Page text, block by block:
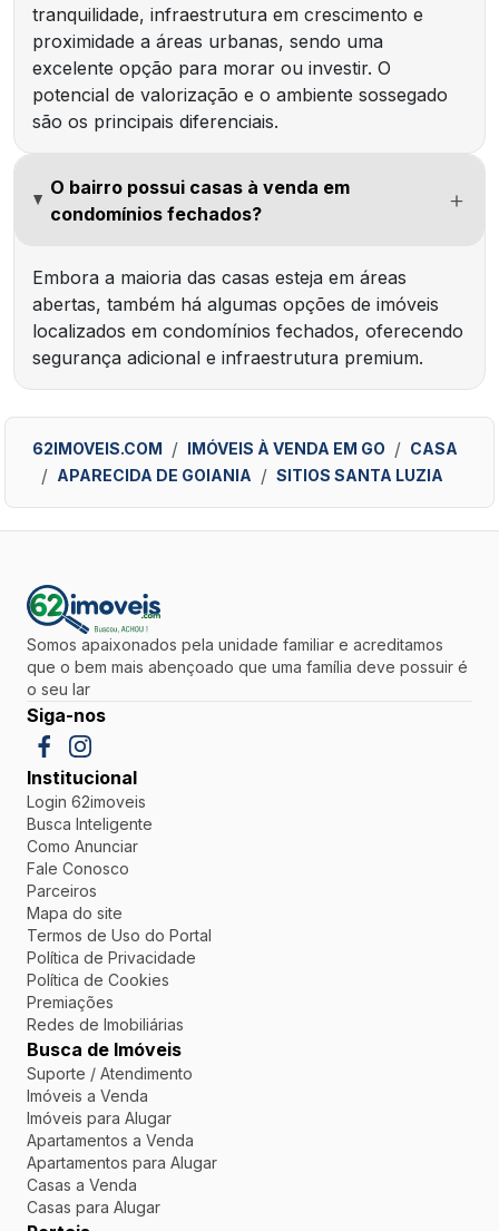
tranquilidade, infraestrutura em crescimento e
proximidade a áreas urbanas, sendo uma
excelente opção para morar ou investir. O
potencial de valorização e o ambiente sossegado
são os principais diferenciais.
O bairro possui casas à venda em
condomínios fechados?
Embora a maioria das casas esteja em áreas
abertas, também há algumas opções de imóveis
localizados em condomínios fechados, oferecendo
segurança adicional e infraestrutura premium.
62IMOVEIS.COM IMÓVEIS À VENDA EM GO
CASA
APARECIDA DE GOIANIA
SITIOS SANTA LUZIA
Somos apaixonados pela unidade familiar e acreditamos
que o bem mais abençoado que uma família deve possuir é
o seu lar
Siga-nos
Institucional
Login 62imoveis
Busca Inteligente
Como Anunciar
Fale Conosco
Parceiros
Mapa do site
Termos de Uso do Portal
Política de Privacidade
Política de Cookies
Premiações
Redes de Imobiliárias
Busca de Imóveis
Suporte / Atendimento
Imóveis a Venda
Imóveis para Alugar
Apartamentos a Venda
Apartamentos para Alugar
Casas a Venda
Casas para Alugar